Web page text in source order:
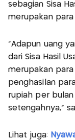
sebagian Sisa
merupakan para
"Adapun uang
dari Sisa Hasil
merupakan para
penghasilan
rupiah per
setengahnya,"
Lihat juga: